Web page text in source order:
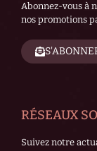
Abonnez-vous à
nos promotions
RÉSEAUX
Suivez notre